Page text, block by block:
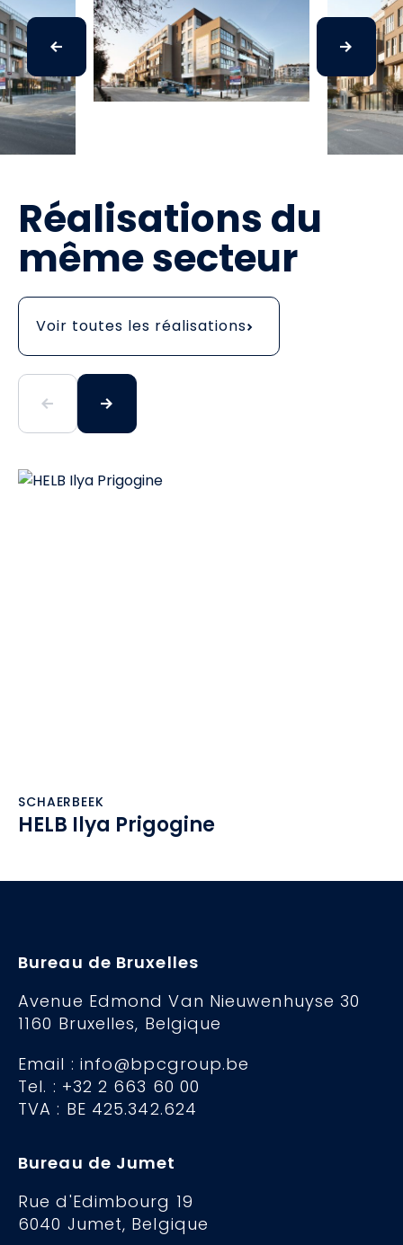
Réalisations du
même secteur
Voir toutes les réalisations
SCHAERBEEK
HELB Ilya Prigogine
Bureau de Bruxelles
Avenue Edmond Van Nieuwenhuyse 30
1160 Bruxelles, Belgique
Email : info@bpcgroup.be
Tel. : +32 2 663 60 00
TVA : BE 425.342.624
Bureau de Jumet
Rue d'Edimbourg 19
6040 Jumet, Belgique